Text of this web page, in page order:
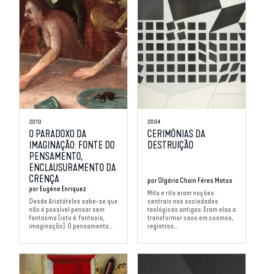
2010
O PARADOXO DA
IMAGINAÇÃO: FONTE DO
PENSAMENTO,
ENCLAUSURAMENTO DA
CRENÇA
por Eugène Enriquez
Desde Aristóteles sabe-se que
não é possível pensar sem
fantasma (isto é: fantasia,
imaginação). O pensamento...
2004
CERIMÔNIAS DA
DESTRUIÇÃO
por Olgária Chain Féres Matos
Mito e rito eram noções
centrais nas sociedades
teológicas antigas. Eram elas a
transformar caos em cosmos,
registros...